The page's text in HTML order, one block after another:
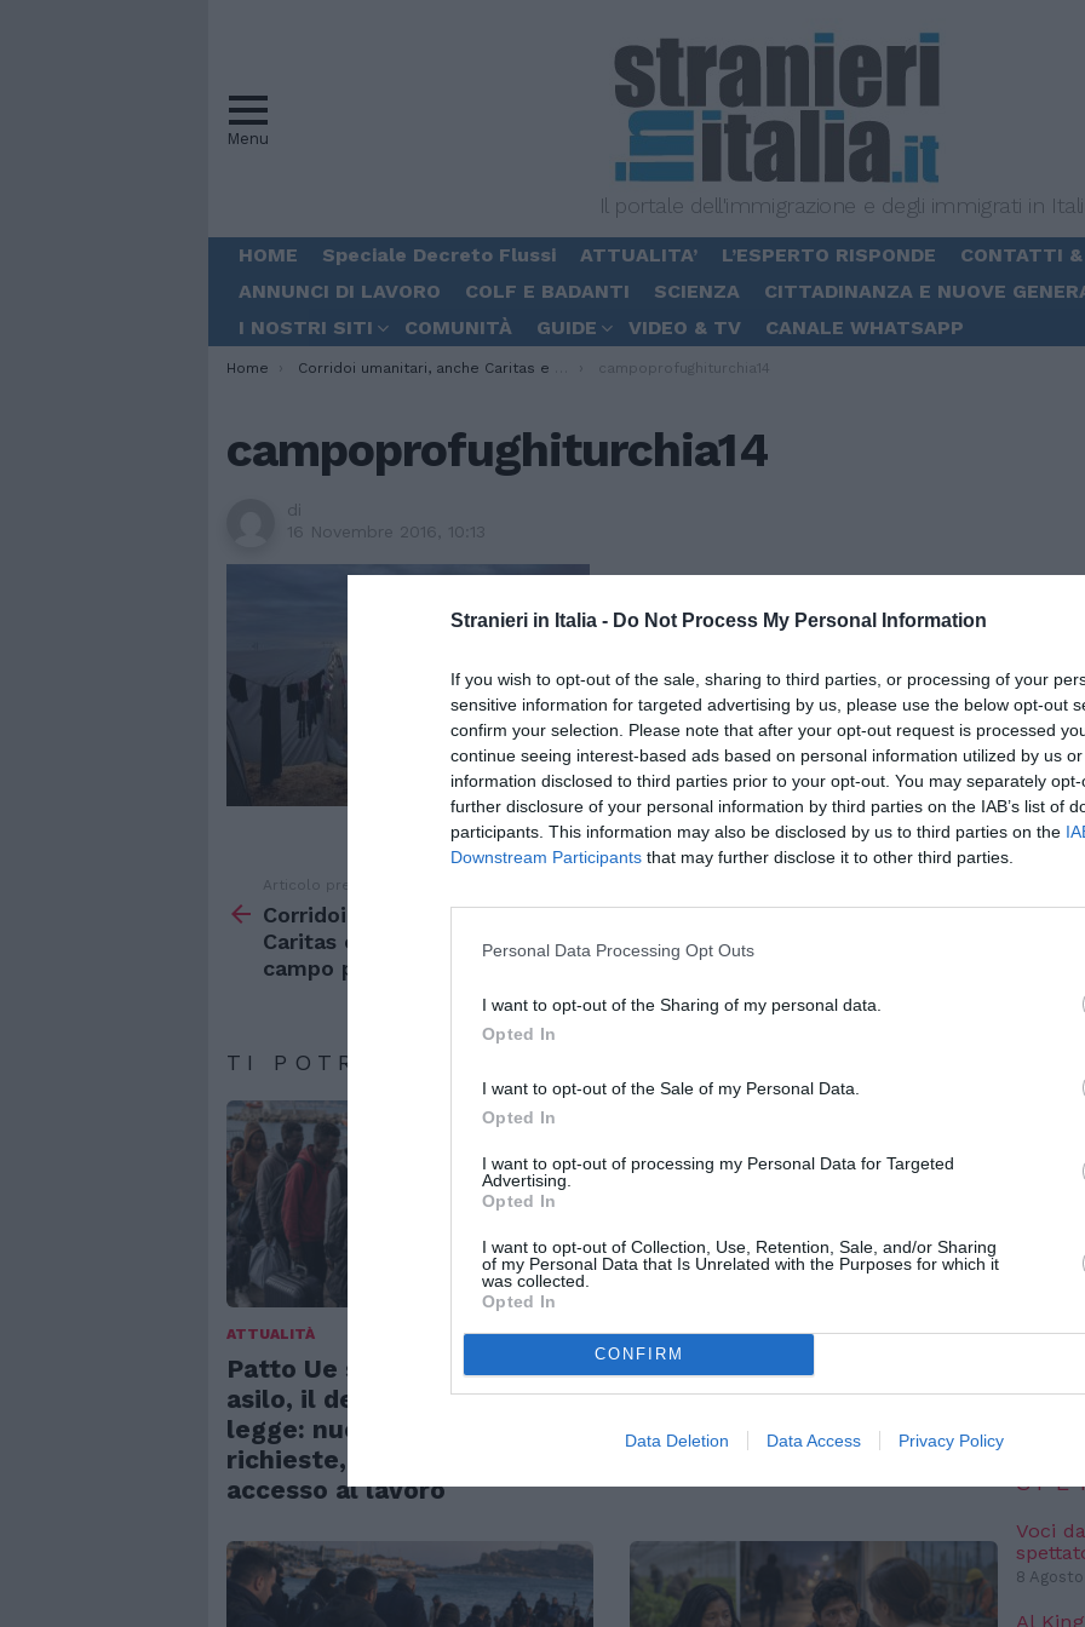
Stranieri in Italia - Do Not Process My Personal Information
If you wish to opt-out of the sale, sharing to third parties, or processing of your
sensitive information for targeted advertising by us, please use the below opt-out
confirm your selection. Please note that after your opt-out request is processed
continue seeing interest-based ads based on personal information utilized by us
information disclosed to third parties prior to your opt-out. You may separately
further disclosure of your personal information by third parties on the IAB’s list of
participants. This information may also be disclosed by us to third parties on the
Downstream Participants that may further disclose it to other third parties.
Personal Data Processing Opt Outs
I want to opt-out of the Sharing of my personal data.
Opted In
I want to opt-out of the Sale of my Personal Data.
Opted In
I want to opt-out of processing my Personal Data for Targeted
Advertising.
Opted In
I want to opt-out of Collection, Use, Retention, Sale, and/or Sharing
of my Personal Data that Is Unrelated with the Purposes for which it
was collected.
Opted In
CONFIRM
Data Deletion Data Access Privacy Policy
Menu
Il portale dell'immigrazione e degli immigrati in
HOME Speciale Decreto Flussi ATTUALITA’ L’ESPERTO RISPONDE
CONTATTI
ANNUNCI DI LAVORO
COLF E BADANTI SCIENZA
CITTADINANZA E NUOVE
I NOSTRI SITI
COMUNITÀ GUIDE VIDEO & TV CANALE WHATSAPP
You are here:
Home Corridoi umanitari, anche Caritas e Migrantes in campo per salvare vite campoprofughiturchia14
campoprofughiturchia14
di
16 Novembre 2016, 10:13
di
Articolo precedente
Corridoi umanitari, anche
Caritas e Migrantes in
campo per salvare vite
TI POTREBBERO INTERESSARE ANCHE:
ATTUALITÀ
Patto Ue su migrazione e
asilo, il decreto diventa
legge: nuove regole per
richieste, frontiere e
accesso al lavoro
ATTUALITÀ
Migranti, scontro Italia-
Spagna: Madrid introduce
controlli per chi arriva
dall’Italia
8
IC
Voci
8
Al